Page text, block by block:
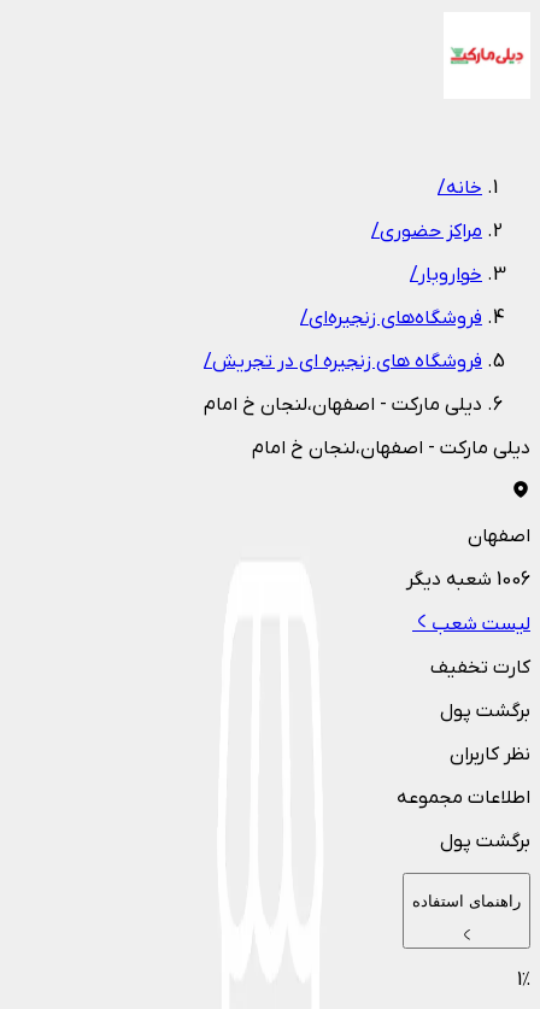
خانه/
مراکز حضوری/
خواروبار/
فروشگاه‌های زنجیره‌ای/
فروشگاه های زنجیره ای در تجریش/
دیلی مارکت - اصفهان،لنجان خ امام
دیلی مارکت - اصفهان،لنجان خ امام
اصفهان
1006 شعبه دیگر
لیست شعب
کارت تخفیف
برگشت پول
نظر کاربران
اطلاعات مجموعه
برگشت پول
راهنمای استفاده
1٪